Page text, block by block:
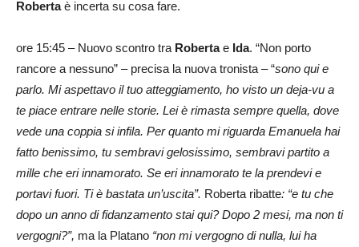
Robertaè incerta su cosa fare.
ore 15:45 – Nuovo scontro tra Robertae Ida. “Non porto
rancore a nessuno” – precisa la nuova tronista – “sono qui e
parlo. Mi aspettavo il tuo atteggiamento, ho visto un deja-vu a
te piace entrare nelle storie. Lei è rimasta sempre quella, dove
vede una coppia si infila. Per quanto mi riguarda Emanuela hai
fatto benissimo, tu sembravi gelosissimo, sembravi partito a
mille che eri innamorato. Se eri innamorato te la prendevi e
portavi fuori. Ti è bastata un’uscita”. Roberta ribatte: “e tu che
dopo un anno di fidanzamento stai qui? Dopo 2 mesi, ma non ti
vergogni?”, ma la Platano “non mi vergogno di nulla, lui ha